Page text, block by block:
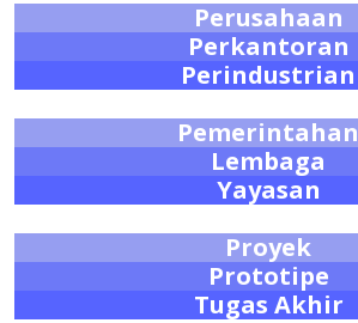
Perusahaan
Perkantoran
Perindustrian
Pemerintahan
Lembaga
Yayasan
Proyek
Prototipe
Tugas Akhir